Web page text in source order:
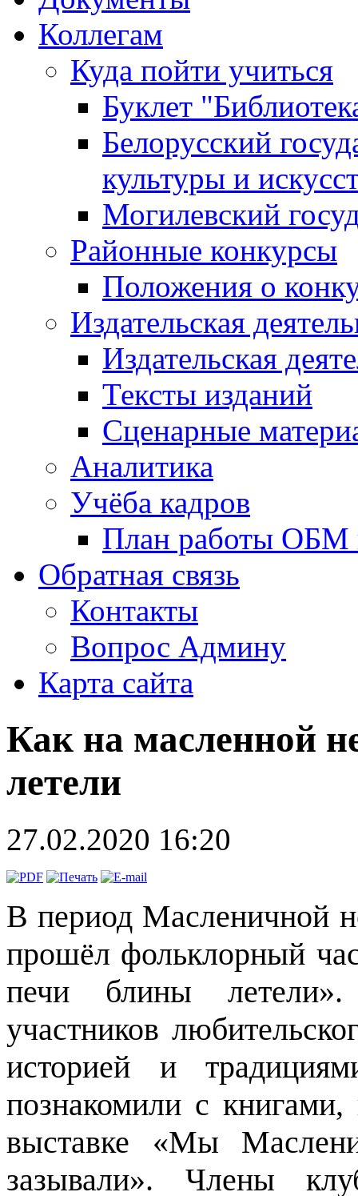
Коллегам
Куда пойти учиться
Буклет
Белорусский
культуры и
Могилевский
Районные конкурсы
Положения о
Издательская
Издательская
Тексты изданий
Сценарные
Аналитика
Учёба кадров
План работы ОБМ
Обратная связь
Контакты
Вопрос Админу
Карта сайта
Как на масленной
летели
27.02.2020 16:20
В период Масленичной
прошёл фольклорный
печи блины летели».
участников
историей и
познакомили с
выставке «Мы
зазывали». Члены